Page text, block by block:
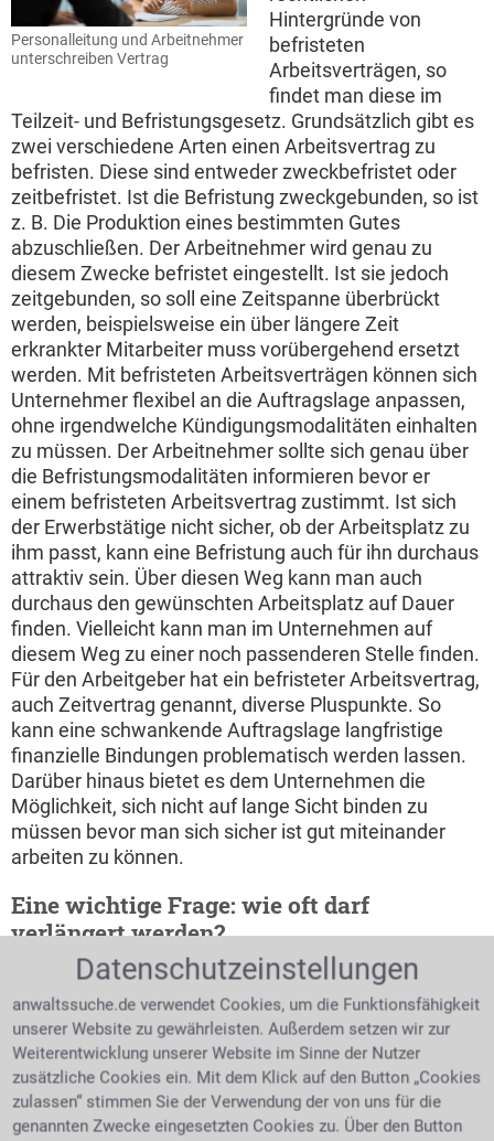
Personalleitung und Arbeitnehmer
unterschreiben Vertrag
Hintergründe von
befristeten
Arbeitsverträgen, so
findet man diese im
Teilzeit- und Befristungsgesetz. Grundsätzlich gibt es
zwei verschiedene Arten einen Arbeitsvertrag zu
befristen. Diese sind entweder zweckbefristet oder
zeitbefristet. Ist die Befristung zweckgebunden, so ist
z. B. Die Produktion eines bestimmten Gutes
abzuschließen. Der Arbeitnehmer wird genau zu
diesem Zwecke befristet eingestellt. Ist sie jedoch
zeitgebunden, so soll eine Zeitspanne überbrückt
werden, beispielsweise ein über längere Zeit
erkrankter Mitarbeiter muss vorübergehend ersetzt
werden. Mit befristeten Arbeitsverträgen können sich
Unternehmer flexibel an die Auftragslage anpassen,
ohne irgendwelche Kündigungsmodalitäten einhalten
zu müssen. Der Arbeitnehmer sollte sich genau über
die Befristungsmodalitäten informieren bevor er
einem befristeten Arbeitsvertrag zustimmt. Ist sich
der Erwerbstätige nicht sicher, ob der Arbeitsplatz zu
ihm passt, kann eine Befristung auch für ihn durchaus
attraktiv sein. Über diesen Weg kann man auch
durchaus den gewünschten Arbeitsplatz auf Dauer
finden. Vielleicht kann man im Unternehmen auf
diesem Weg zu einer noch passenderen Stelle finden.
Für den Arbeitgeber hat ein befristeter Arbeitsvertrag,
auch Zeitvertrag genannt, diverse Pluspunkte. So
kann eine schwankende Auftragslage langfristige
finanzielle Bindungen problematisch werden lassen.
Darüber hinaus bietet es dem Unternehmen die
Möglichkeit, sich nicht auf lange Sicht binden zu
müssen bevor man sich sicher ist gut miteinander
arbeiten zu können.
Eine wichtige Frage: wie oft darf
verlängert werden?
handschriftliches signieren von
Dokumenten
Eine sachgebundene
zeitliche Befristung hat
keine
Maximalbefristung.
Allerdings ist zu
beachten, dass eine
lange Gesamtdauer, oder auch eine hohe Anzahl von
Datenschutzeinstellungen
anwaltssuche.de verwendet Cookies, um die Funktionsfähigkeit
unserer Website zu gewährleisten. Außerdem setzen wir zur
Weiterentwicklung unserer Website im Sinne der Nutzer
zusätzliche Cookies ein. Mit dem Klick auf den Button „Cookies
zulassen“ stimmen Sie der Verwendung der von uns für die
genannten Zwecke eingesetzten Cookies zu. Über den Button